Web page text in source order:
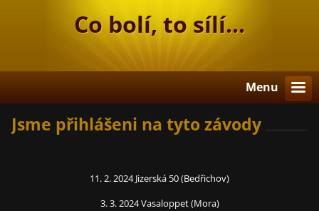
Co bolí, to sílí...
Menu
Jsme přihlášeni na tyto závody
11. 2. 2024 Jizerská 50 (Bedřichov)
3. 3. 2024 Vasaloppet (Mora)